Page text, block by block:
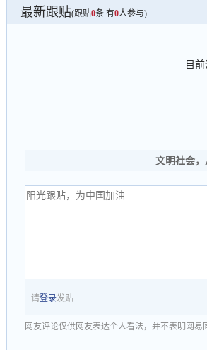
最新跟贴(跟贴0条 有0人参与)
目
文明社会，
请登录发贴
网友评论仅供网友表达个人看法，并不表明网易